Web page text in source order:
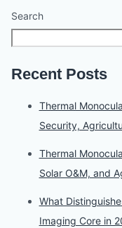
Search
Recent Posts
Thermal
Security,
Thermal
Solar O&M, and
What
Imaging Core in